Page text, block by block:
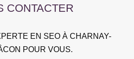
CONTACTER
EN SEO À CHARNAY-
POUR VOUS.